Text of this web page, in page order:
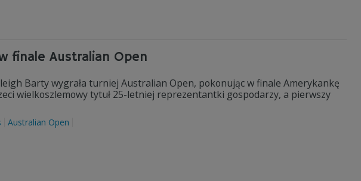
finale Australian Open
Barty wygrała turniej Australian Open, pokonując w finale Amerykankę
wielkoszlemowy tytuł 25-letniej reprezentantki gospodarzy, a pierwszy
Australian Open